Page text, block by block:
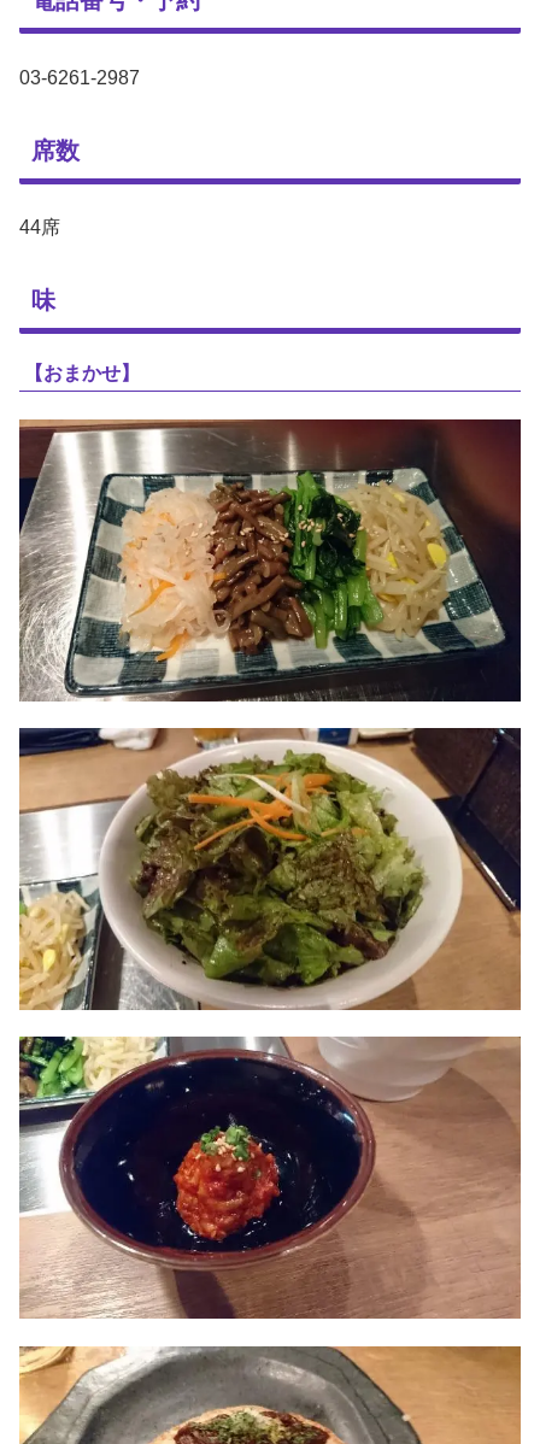
03-6261-2987
席数
44席
味
【おまかせ】